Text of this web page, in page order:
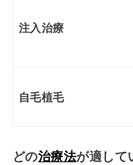
注入治療
自毛植毛
どの治療法が適して